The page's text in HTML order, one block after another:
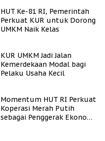
HUT Ke-81 RI, Pemerintah
Perkuat KUR untuk Dorong
UMKM Naik Kelas
KUR UMKM Jadi Jalan
Kemerdekaan Modal bagi
Pelaku Usaha Kecil
Momentum HUT RI Perkuat
Koperasi Merah Putih
sebagai Penggerak Ekonomi